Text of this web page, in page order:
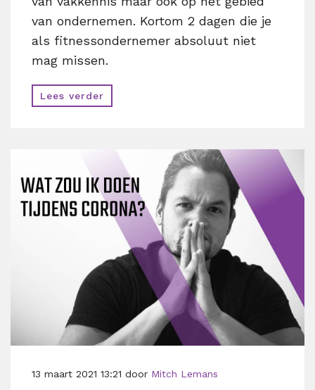
van ondernemen. Kortom 2 dagen die je
als fitnessondernemer absoluut niet
mag missen.
Lees verder
13 maart 2021 13:21 door Mitch Lemans